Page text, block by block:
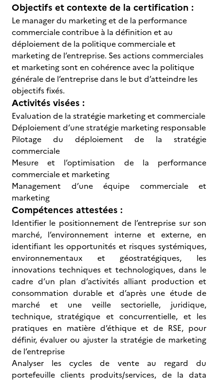
Objectifs et contexte de la certification :
Le manager du marketing et de la performance
commerciale contribue à la définition et au
déploiement de la politique commerciale et
marketing de l’entreprise. Ses actions commerciales
et marketing sont en cohérence avec la politique
générale de l’entreprise dans le but d’atteindre les
objectifs fixés.
Activités visées :
Evaluation de la stratégie marketing et commerciale
Déploiement d’une stratégie marketing responsable
Pilotage du déploiement de la stratégie
commerciale
Mesure et l’optimisation de la performance
commerciale et marketing
Management d’une équipe commerciale et
marketing
Compétences attestées :
Identifier le positionnement de l’entreprise sur son
marché, l’environnement interne et externe, en
identifiant les opportunités et risques systémiques,
environnementaux et géostratégiques, les
innovations techniques et technologiques, dans le
cadre d’un plan d’activités alliant production et
consommation durable et d’après une étude de
marché et une veille sectorielle, juridique,
technique, stratégique et concurrentielle, et les
pratiques en matière d’éthique et de RSE, pour
définir, évaluer ou ajuster la stratégie de marketing
de l’entreprise
Analyser les cycles de vente au regard du
portefeuille clients produits/services, de la data